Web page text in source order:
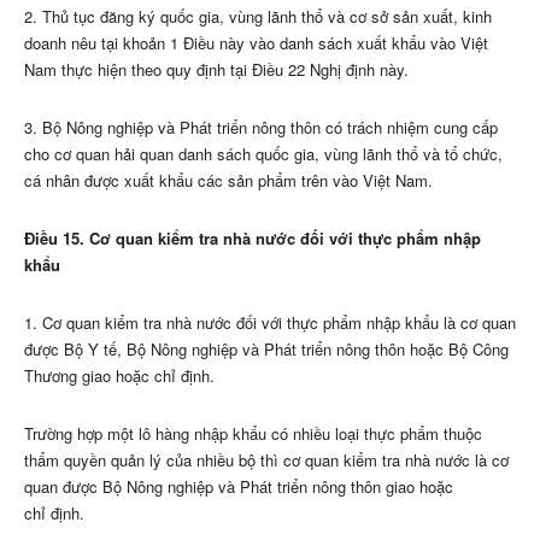
2. Thủ tục đăng ký quốc gia, vùng lãnh thổ và cơ sở sản xuất, kinh
doanh nêu tại khoản 1 Điều này vào danh sách xuất khẩu vào Việt
Nam thực hiện theo quy định tại Điều 22 Nghị định này.
3. Bộ Nông nghiệp và Phát triển nông thôn có trách nhiệm cung cấp
cho cơ quan hải quan danh sách quốc gia, vùng lãnh thổ và tổ chức,
cá nhân được xuất khẩu các sản phẩm trên vào Việt Nam.
Điều 15. Cơ quan kiểm tra nhà nước đối với thực phẩm nhập
khẩu
1. Cơ quan kiểm tra nhà nước đối với thực phẩm nhập khẩu là cơ quan
được Bộ Y tế, Bộ Nông nghiệp và Phát triển nông thôn hoặc Bộ Công
Thương giao hoặc chỉ định.
Trường hợp một lô hàng nhập khẩu có nhiều loại thực phẩm thuộc
thẩm quyền quản lý của nhiều bộ thì cơ quan kiểm tra nhà nước là cơ
quan được Bộ Nông nghiệp và Phát triển nông thôn giao hoặc
chỉ định.